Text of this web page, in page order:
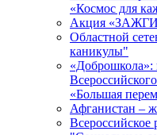
«Космос для
Акция
Областной
каникулы"
«Доброшкола»:
«Большая
Афганистан –
Всероссийское